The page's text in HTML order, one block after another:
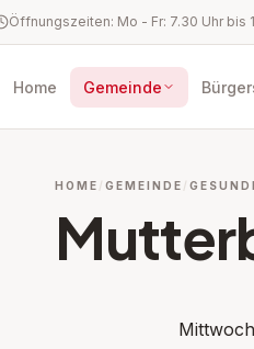
Home Gemeinde
HOME GEMEINDE